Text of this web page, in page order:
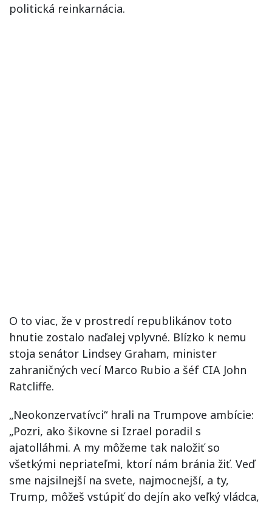
politická reinkarnácia.
O to viac, že v prostredí republikánov toto
hnutie zostalo naďalej vplyvné. Blízko k nemu
stoja senátor Lindsey Graham, minister
zahraničných vecí Marco Rubio a šéf CIA John
Ratcliffe.
„Neokonzervatívci“ hrali na Trumpove ambície:
„Pozri, ako šikovne si Izrael poradil s
ajatolláhmi. A my môžeme tak naložiť so
všetkými nepriateľmi, ktorí nám bránia žiť. Veď
sme najsilnejší na svete, najmocnejší, a ty,
Trump, môžeš vstúpiť do dejín ako veľký vládca,